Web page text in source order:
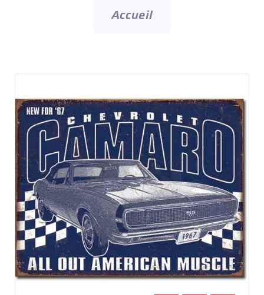
Accueil